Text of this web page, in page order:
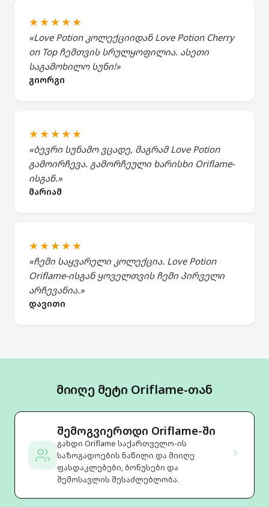
★★★★★
«Love Potion კოლექციიდან Love Potion Cherry
on Top ჩემთვის სრულყოფილია. ასეთი
საგამოხილო სუნი!»
გიორგი
★★★★★
«ბევრი სუნამო ვცადე, მაგრამ Love Potion
გამოირჩევა. გამორჩეული ხარისხი Oriflame-
ისგან.»
მარიამ
★★★★★
«ჩემი საყვარელი კოლექცია. Love Potion
Oriflame-ისგან ყოველთვის ჩემი პირველი
არჩევანია.»
დავითი
მიიღე მეტი Oriflame-თან
შემოგვიერთდი Oriflame-ში
გახდი Oriflame საქართველო-ის
საზოგადოების ნაწილი და მიიღე
ფასდაკლებები, ბონუსები და
შემოსავლის შესაძლებლობა.